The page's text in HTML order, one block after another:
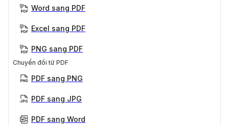
Word sang PDF
Excel sang PDF
PNG sang PDF
Chuyển đổi từ PDF
PDF sang PNG
PDF sang JPG
PDF sang Word